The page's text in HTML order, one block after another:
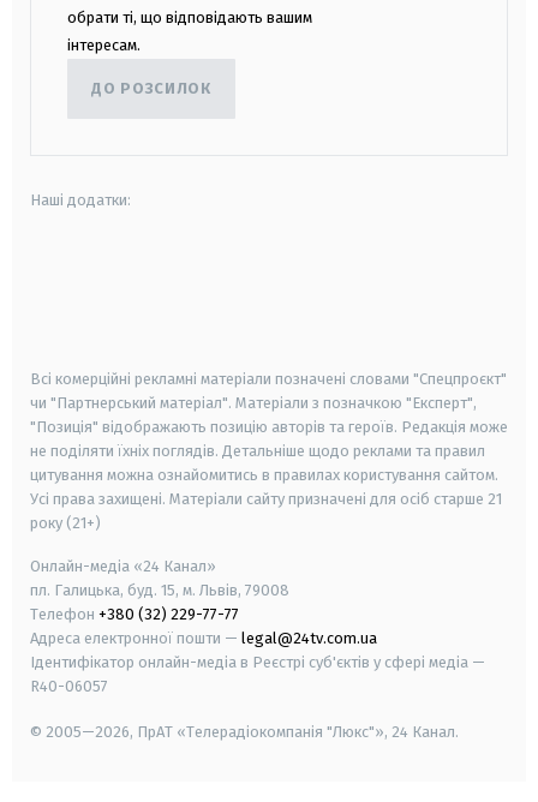
обрати ті, що відповідають вашим
інтересам.
ДО РОЗСИЛОК
Наші додатки:
Всі комерційні рекламні матеріали позначені словами "Спецпроєкт"
чи "Партнерський матеріал". Матеріали з позначкою "Експерт",
"Позиція" відображають позицію авторів та героїв. Редакція може
не поділяти їхніх поглядів. Детальніше щодо реклами та правил
цитування можна ознайомитись в правилах користування сайтом.
Усі права захищені. Матеріали сайту призначені для осіб старше 21
року (21+)
Онлайн-медіа «24 Канал»
пл. Галицька, буд. 15, м. Львів, 79008
Телефон +380 (32) 229-77-77
Адреса електронної пошти — legal@24tv.com.ua
Ідентифікатор онлайн-медіа в Реєстрі суб'єктів у сфері медіа —
R40-06057
© 2005—2026, ПрАТ «Телерадіокомпанія "Люкс"», 24 Канал.